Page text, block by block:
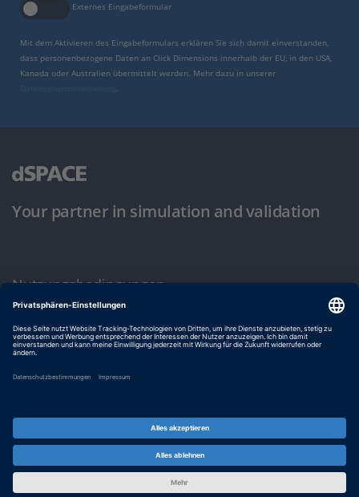
Externes Eingabeformular
Mit dem Aktivieren des Eingabeformulars erklären Sie sich damit einverstanden,
dass personenbezogene Daten an Click Dimensions innerhalb der EU, in den USA,
Kanada oder Australien übermittelt werden. Mehr dazu in unserer
Your partner in simulation and validation
Nutzungsbedingungen
Impressum & Allgemeine Geschäftsbedingungen
© dSPACE